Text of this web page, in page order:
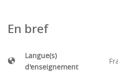
En bref
Langue(s)
d'enseignement